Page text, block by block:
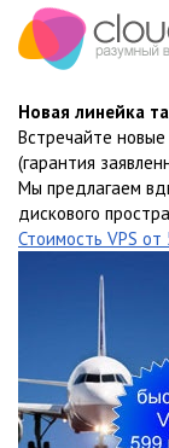
Новая линейка
Встречайте
(гарантия
Мы предлагаем
дискового
Стоимость VPS от